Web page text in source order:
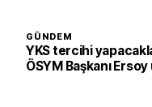
GÜNDEM
YKS tercihi
ÖSYM Başkanı Ersoy